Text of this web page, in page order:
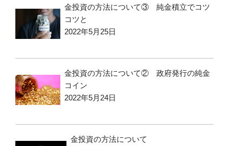
金投資の方法について③ 純金積立でコツ
コツと
2022年5月25日
金投資の方法について② 政府発行の純金
コイン
2022年5月24日
金投資の方法について